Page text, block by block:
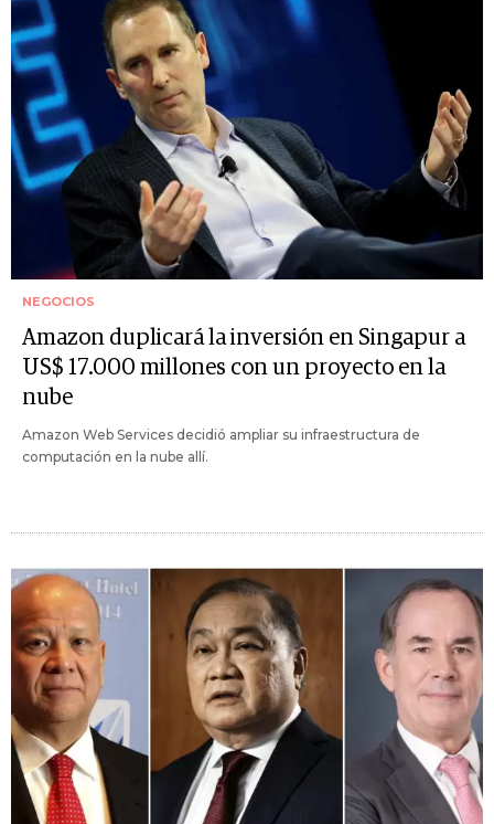
NEGOCIOS
Amazon duplicará la inversión en Singapur a
US$ 17.000 millones con un proyecto en la
nube
Amazon Web Services decidió ampliar su infraestructura de
computación en la nube allí.